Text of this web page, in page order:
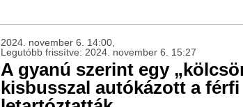
2024. november 6. 14:00,
Legutóbb frissítve: 2024. november 6. 15:27
A gyanú szerint egy
kisbusszal autókázott a férfi